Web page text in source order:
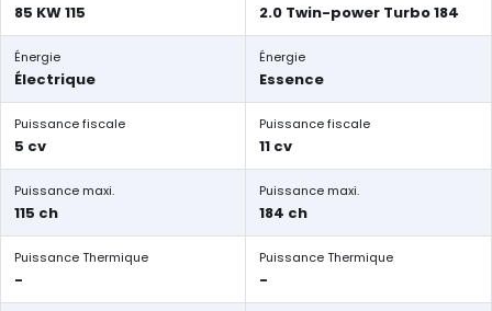
85 KW 115 2.0 Twin-power Turbo 184
Énergie
Électrique
Énergie
Essence
Puissance fiscale
5 cv
Puissance fiscale
11 cv
Puissance maxi.
115 ch
Puissance maxi.
184 ch
Puissance Thermique
-
Puissance Thermique
-